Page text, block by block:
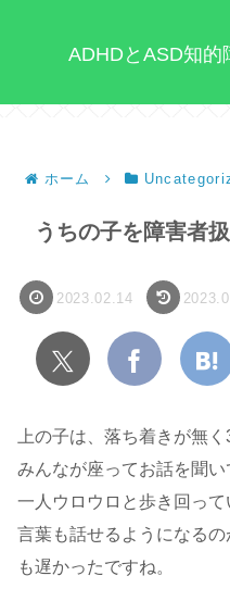
ADHDとASD知的
ホーム
うちの子を障害者扱
2023.02.14
上の子は、落ち着きが無
みんなが座ってお話を聞
一人ウロウロと歩き回って
言葉も話せるようになる
も遅かったですね。